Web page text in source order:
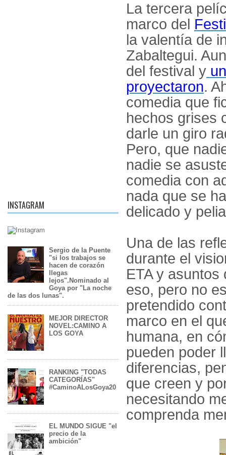
INSTAGRAM
Sergio de la Puente
"si los trabajos se
hacen de corazón
llegas
lejos".Nominado al
Goya por "La noche
de las dos lunas".
MEJOR DIRECTOR
NOVEL:CAMINO A
LOS GOYA
RANKING "TODAS
CATEGORÍAS"
#CaminoALosGoya20
EL MUNDO SIGUE "el
precio de la
ambición"
La tercera
marco del
la valentía de
Zabaltegui.
del festival y
proyectaron.
comedia que
hechos grises
darle un giro
Pero, que
nadie se
comedia con
nada que se
delicado y
Una de las
durante el
ETA y
eso, pero no
pretendido
marco en el
humana, en
pueden poder
diferencias,
que creen y
necesitando
comprenda